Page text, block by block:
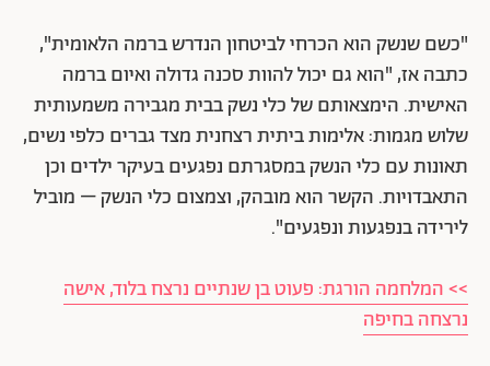
"כשם שנשק הוא הכרחי לביטחון הנדרש ברמה הלאומית",
כתבה אז, "הוא גם יכול להוות סכנה גדולה ואיום ברמה
האישית. הימצאותם של כלי נשק בבית מגבירה משמעותית
שלוש מגמות: אלימות ביתית רצחנית מצד גברים כלפי נשים,
תאונות עם כלי הנשק במסגרתם נפגעים בעיקר ילדים וכן
התאבדויות. הקשר הוא מובהק, וצמצום כלי הנשק – מוביל
לירידה בנפגעות ונפגעים".
>> המלחמה הורגת: פעוט בן שנתיים נרצח בלוד, אישה
נרצחה בחיפה